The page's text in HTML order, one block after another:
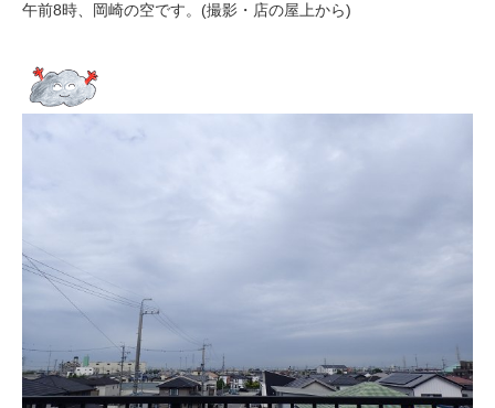
午前8時、岡崎の空です。(撮影・店の屋上から)